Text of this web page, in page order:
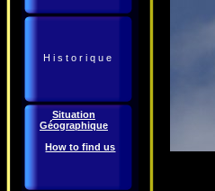
H i s t o r i q u e
Situation
Géographique
How to find us